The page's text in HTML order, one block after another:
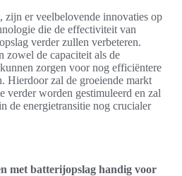
zijn er veelbelovende innovaties op
die de effectiviteit van
verder zullen verbeteren.
de capaciteit als de
zorgen voor nog efficiëntere
Hierdoor zal de groeiende markt
verder worden gestimuleerd en zal
de energietransitie nog crucialer
met batterijopslag handig voor